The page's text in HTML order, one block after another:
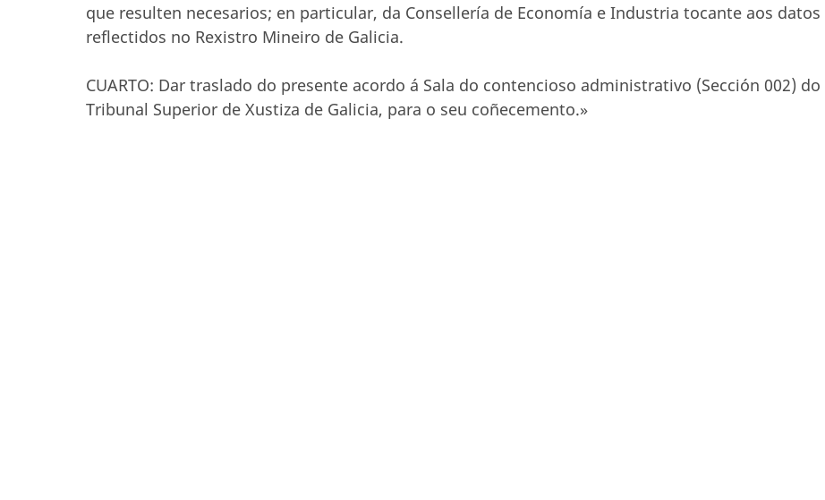
que resulten necesarios; en particular, da Consellería de Economía e Industria tocante aos datos
reflectidos no Rexistro Mineiro de Galicia.
CUARTO: Dar traslado do presente acordo á Sala do contencioso administrativo (Sección 002) do
Tribunal Superior de Xustiza de Galicia, para o seu coñecemento.»